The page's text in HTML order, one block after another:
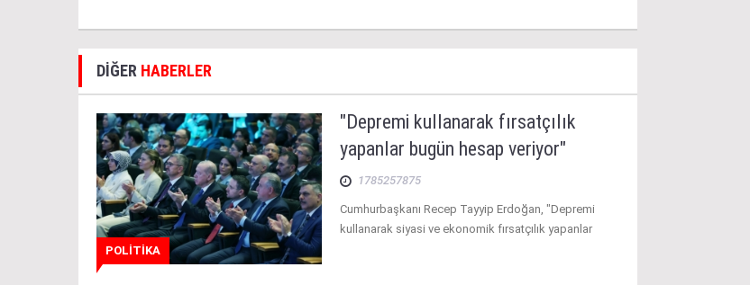
DİĞER HABERLER
POLİTİKA
"Depremi kullanarak fırsatçılık
yapanlar bugün hesap veriyor"
1785257875
Cumhurbaşkanı Recep Tayyip Erdoğan, "Depremi
kullanarak siyasi ve ekonomik fırsatçılık yapanlar